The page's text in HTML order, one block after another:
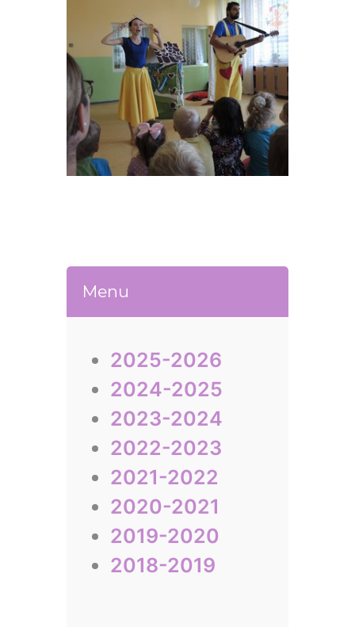
Menu
2025-2026
2024-2025
2023-2024
2022-2023
2021-2022
2020-2021
2019-2020
2018-2019